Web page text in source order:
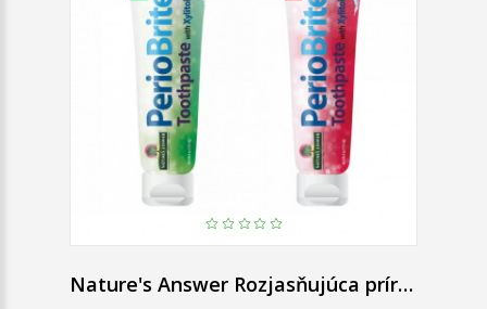
Nature's Answer Rozjasňujúca prírodná zubná pasta Periobrite so xylitolom bez fluoridu 113,4 g